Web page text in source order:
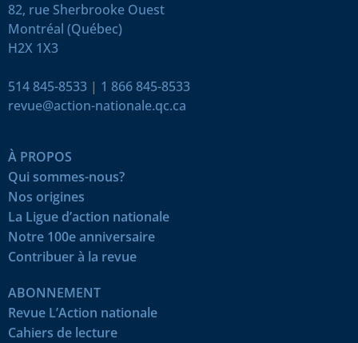
82, rue Sherbrooke Ouest
Montréal (Québec)
H2X 1X3
514 845-8533 | 1 866 845-8533
revue@action-nationale.qc.ca
À PROPOS
Qui sommes-nous?
Nos origines
La Ligue d’action nationale
Notre 100e anniversaire
Contribuer à la revue
ABONNEMENT
Revue L’Action nationale
Cahiers de lecture